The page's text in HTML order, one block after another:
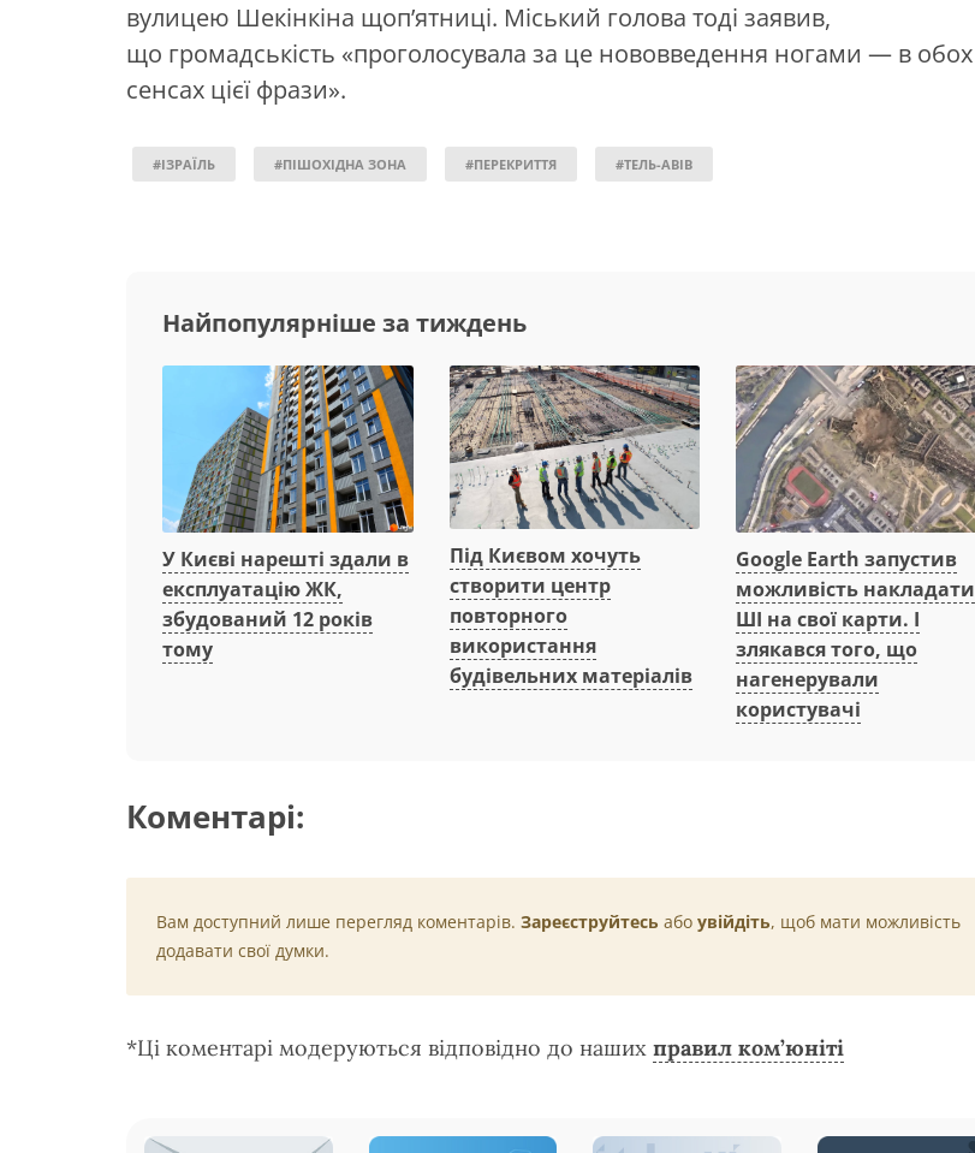
вулицею Шекінкіна щоп’ятниці. Міський голова тоді заявив,
що громадськість «проголосувала за це нововведення ногами — в обох
сенсах цієї фрази».
#ІЗРАЇЛЬ #ПІШОХІДНА ЗОНА #ПЕРЕКРИТТЯ #ТЕЛЬ-АВІВ
Найпопулярніше за тиждень
У Києві нарешті здали в
експлуатацію ЖК,
збудований 12 років
тому
Під Києвом хочуть
створити центр
повторного
використання
будівельних матеріалів
Google Earth запустив
можливість накладати
ШІ на свої карти. І
злякався того, що
нагенерували
користувачі
Коментарі:
Вам доступний лише перегляд коментарів. Зареєструйтесь або увійдіть, щоб мати можливість
додавати свої думки.
*Ці коментарі модеруються відповідно до наших правил ком’юніті